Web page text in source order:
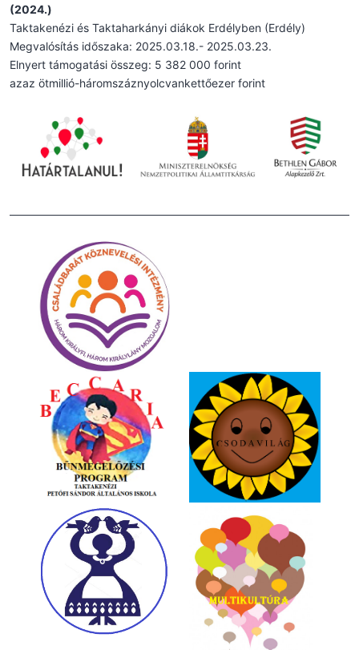
(2024.)
Taktakenézi és Taktaharkányi diákok Erdélyben (Erdély)
Megvalósítás időszaka: 2025.03.18.- 2025.03.23.
Elnyert támogatási összeg: 5 382 000 forint
azaz ötmillió-háromszáznyolcvankettőezer forint